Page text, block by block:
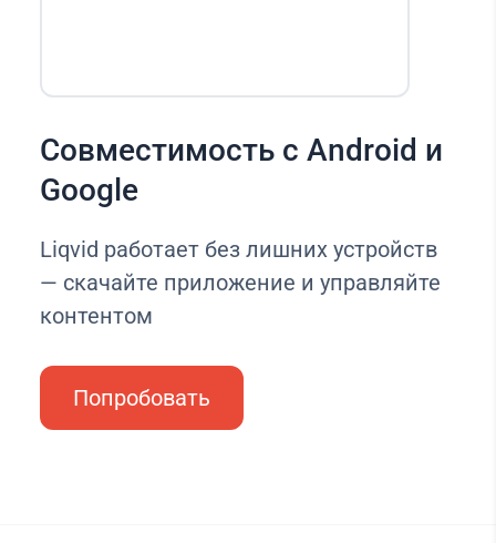
Совместимость с Android и
Google
Liqvid работает без лишних устройств
— скачайте приложение и управляйте
контентом
Попробовать